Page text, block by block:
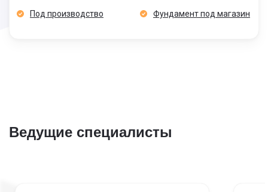
Под производство Фундамент под магазин
Ведущие специалисты